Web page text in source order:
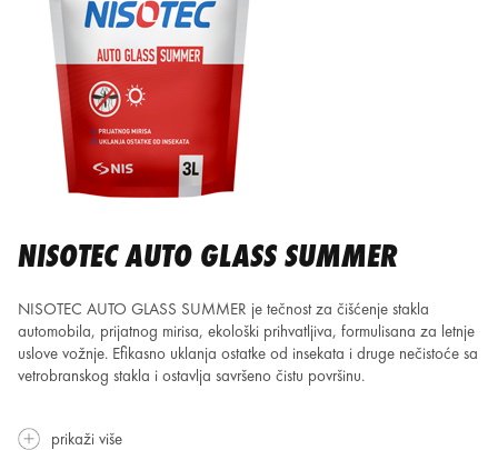
NISOTEC AUTO GLASS SUMMER
NISOTEC AUTO GLASS SUMMER je tečnost za čišćenje stakla
automobila, prijatnog mirisa, ekološki prihvatljiva, formulisana za letnje
uslove vožnje. Efikasno uklanja ostatke od insekata i druge nečistoće sa
vetrobranskog stakla i ostavlja savršeno čistu površinu.
prikaži više